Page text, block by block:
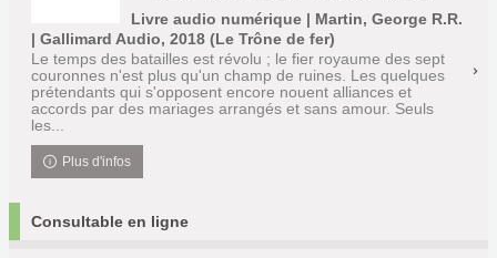
Livre audio numérique | Martin, George R.R.
| Gallimard Audio, 2018 (Le Trône de fer)
Le temps des batailles est révolu ; le fier royaume des sept
couronnes n'est plus qu'un champ de ruines. Les quelques
prétendants qui s'opposent encore nouent alliances et
accords par des mariages arrangés et sans amour. Seuls
les...
Plus d'infos
Consultable en ligne